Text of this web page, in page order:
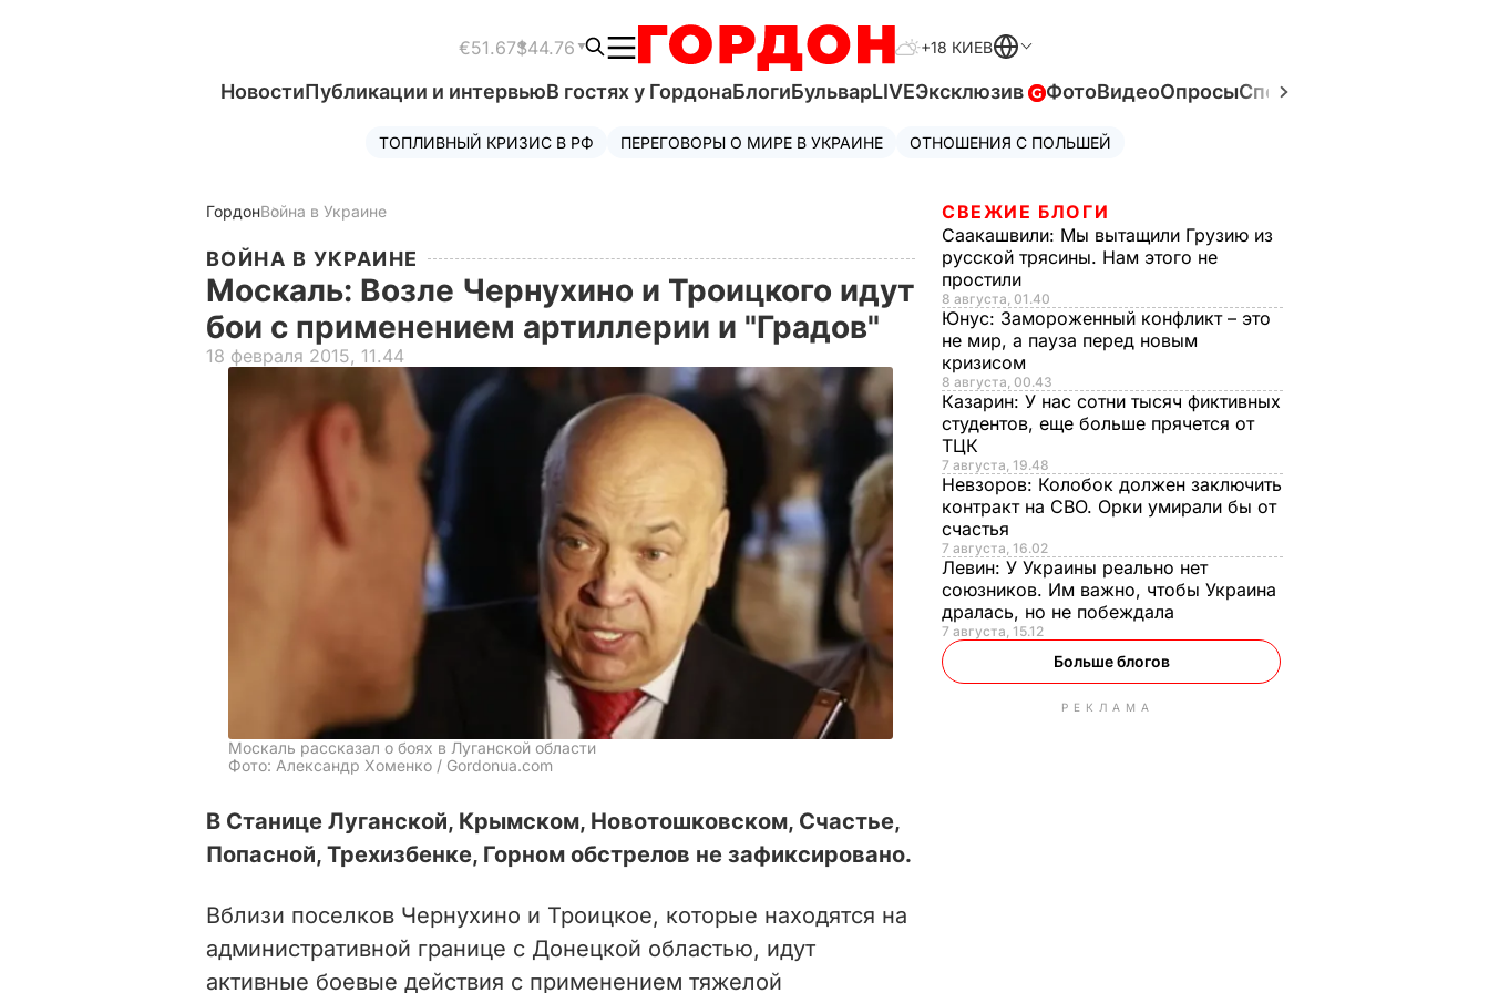
€51.67$44.76 +18 КИЕВ
НовостиПубликации и интервьюВ гостях у ГордонаБлогиБульварLIVEЭксклюзив ФотоВидеоОпросыСпецпроекты
ТОПЛИВНЫЙ КРИЗИС В РФ ПЕРЕГОВОРЫ О МИРЕ В УКРАИНЕ ОТНОШЕНИЯ С ПОЛЬШЕЙ
ГордонВойна в Украине
ВОЙНА В УКРАИНЕ
Москаль: Возле Чернухино и Троицкого идут
бои с применением артиллерии и "Градов"
18 февраля 2015, 11.44
Москаль рассказал о боях в Луганской области
Фото: Александр Хоменко / Gordonua.com
В Станице Луганской, Крымском, Новотошковском, Счастье,
Попасной, Трехизбенке, Горном обстрелов не зафиксировано.
Вблизи поселков Чернухино и Троицкое, которые находятся на
административной границе с Донецкой областью, идут
активные боевые действия с применением тяжелой
СВЕЖИЕ БЛОГИ
Саакашвили: Мы вытащили Грузию из
русской трясины. Нам этого не
простили
8 августа, 01.40
Юнус: Замороженный конфликт – это
не мир, а пауза перед новым
кризисом
8 августа, 00.43
Казарин: У нас сотни тысяч фиктивных
студентов, еще больше прячется от
ТЦК
7 августа, 19.48
Невзоров: Колобок должен заключить
контракт на СВО. Орки умирали бы от
счастья
7 августа, 16.02
Левин: У Украины реально нет
союзников. Им важно, чтобы Украина
дралась, но не побеждала
7 августа, 15.12
Больше блогов
РЕКЛАМА